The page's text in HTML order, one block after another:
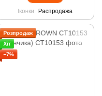
Іконки Распродажа
Розпродаж
Хіт
−7%